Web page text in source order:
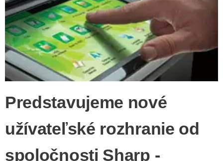
Predstavujeme nové
užívateľské rozhranie od
spoločnosti Sharp -